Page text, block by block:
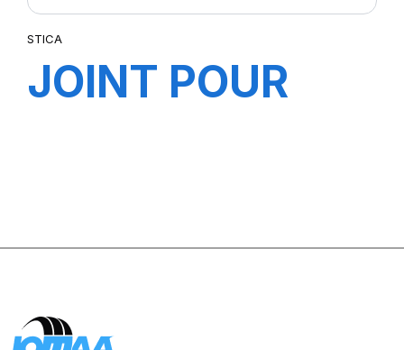
STICA
JOINT POUR